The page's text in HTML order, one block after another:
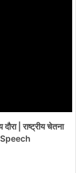
| राष्ट्रीय चेतना
Speech